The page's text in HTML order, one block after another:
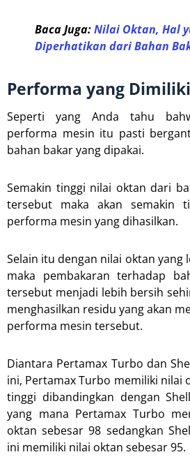
Baca Juga:Nilai Oktan, Hal
Diperhatikan dari Bahan
Performa yang Dimiliki
Seperti yang Anda tahu
performa mesin itu pasti
bahan bakar yang dipakai.
Semakin tinggi nilai oktan dari
tersebut maka akan semakin
performa mesin yang dihasilkan.
Selain itu dengan nilai oktan yang
maka pembakaran terhadap
tersebut menjadi lebih bersih
menghasilkan residu yang akan
performa mesin tersebut.
Diantara Pertamax Turbo dan
ini, Pertamax Turbo memiliki nilai
tinggi dibandingkan dengan
yang mana Pertamax Turbo
oktan sebesar 98 sedangkan
ini memiliki nilai oktan sebesar 95.